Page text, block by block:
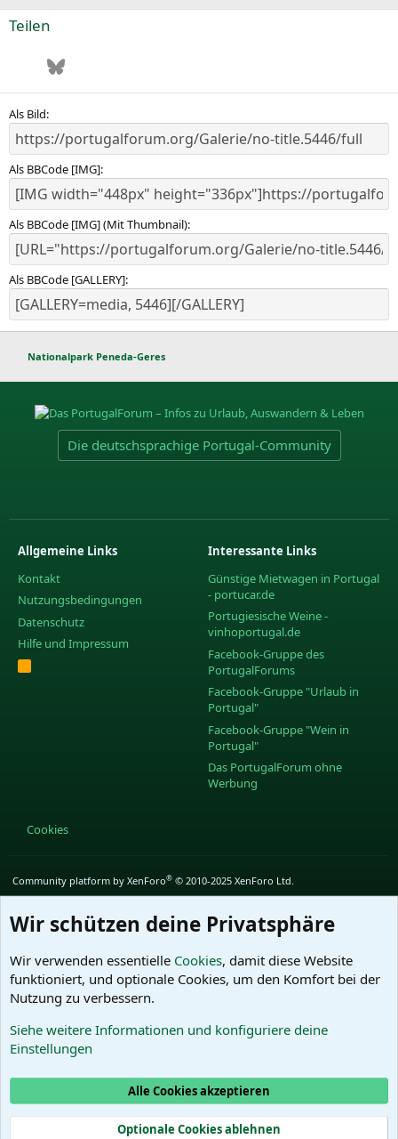
(
Teilen
FacebookBluesky
Als Bild
Als BBCode [IMG]
Als BBCode [IMG] (Mit Thumbnail)
Als BBCode [GALLERY]
Nationalpark Peneda-Geres
Die deutschsprachige Portugal-Community
Allgemeine Links
Kontakt
Nutzungsbedingungen
Datenschutz
Hilfe und Impressum
R
S
Interessante Links
Günstige Mietwagen in Portugal
- portucar.de
Portugiesische Weine -
vinhoportugal.de
Facebook-Gruppe des
PortugalForums
Facebook-Gruppe "Urlaub in
Portugal"
Facebook-Gruppe "Wein in
Portugal"
Das PortugalForum ohne
Werbung
Cookies
Community platform by XenForo® © 2010-2025 XenForo Ltd.
Wir schützen deine Privatsphäre
Wir verwenden essentielle Cookies, damit diese Website
funktioniert, und optionale Cookies, um den Komfort bei der
Nutzung zu verbessern.
Siehe weitere Informationen und konfiguriere deine
Einstellungen
Alle Cookies akzeptieren
Optionale Cookies ablehnen